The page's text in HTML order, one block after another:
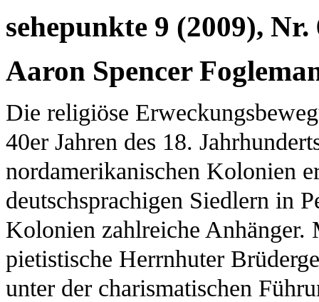
sehepunkte 9 (2009), Nr.
Aaron Spencer
Die religiöse
40er Jahren des 18.
nordamerikanischen Kolonien
deutschsprachigen Siedlern in
Kolonien zahlreiche Anhänger.
pietistische Herrnhuter
unter der charismatischen